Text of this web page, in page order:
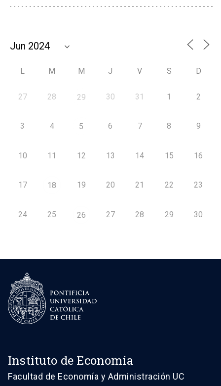
L M M J V S D
27 28 29 30 31 1 2
3 4 5 6 7 8 9
10 11 12 13 14 15 16
17 18 19 20 21 22 23
24 25 26 27 28 29 30
Instituto de Economía
Facultad de Economía y Administración UC